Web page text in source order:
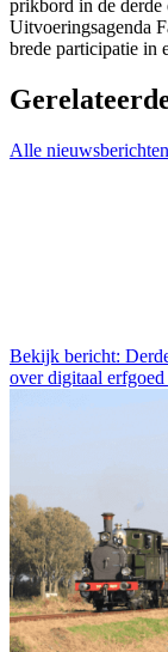
prikbord in de derde
Uitvoeringsagenda
brede participatie in
Alle nieuwsberichten
Bekijk bericht:
over digitaal erfgoed